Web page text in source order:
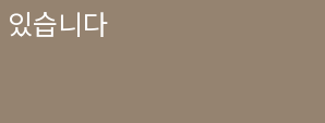
습니다